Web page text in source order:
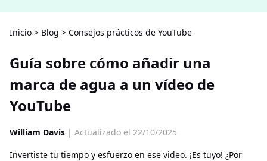
Inicio > Blog > Consejos prácticos de YouTube
Guía sobre cómo añadir una
marca de agua a un vídeo de
YouTube
William Davis | Actualizado el 22/10/2025
Invertiste tu tiempo y esfuerzo en ese video. ¡Es tuyo! ¿Por